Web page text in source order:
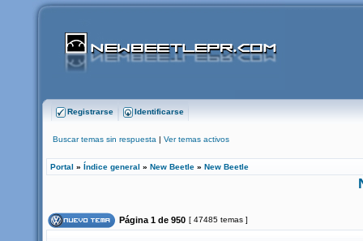
Registrarse Identificarse
Buscar temas sin respuesta | Ver temas activos
Portal » Índice general » New Beetle » New Beetle
Página 1 de 950 [ 47485 temas ]